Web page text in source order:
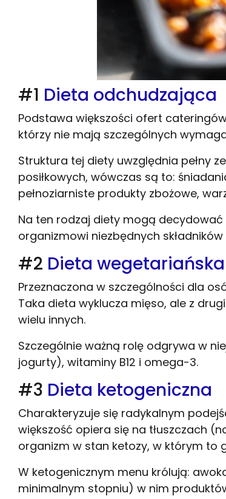
#1 Dieta odchudzająca
Podstawa większości ofert
którzy nie mają szczególnych
Struktura tej diety uwzględnia pełny
posiłkowych, wówczas są to:
pełnoziarniste produkty zbożowe,
Na ten rodzaj diety mogą
organizmowi niezbędnych
#2 Dieta wegetariańska
Przeznaczona w szczególności dla
Taka dieta wyklucza mięso, ale z
wielu innych.
Szczególnie ważną rolę odgrywa w
jogurty), witaminy B12 i omega-3.
#3 Dieta ketogeniczna
Charakteryzuje się radykalnym
większość opiera się na tłuszczach
organizm w stan ketozy, w którym to
W ketogenicznym menu królują:
minimalnym stopniu) w nim